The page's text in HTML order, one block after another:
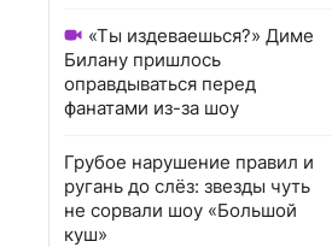
«Ты издеваешься?» Диме
Билану пришлось
оправдываться перед
фанатами из-за шоу
Грубое нарушение правил и
ругань до слёз: звезды чуть
не сорвали шоу «Большой
куш»